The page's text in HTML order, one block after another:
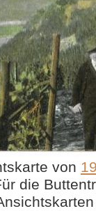
von
die